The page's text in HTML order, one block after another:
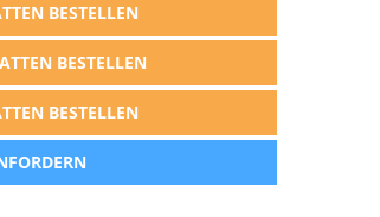
BESTELLEN
BESTELLEN
BESTELLEN